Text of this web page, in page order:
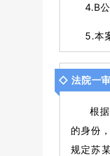
4.B
5.本
◇ 法院一审
根
的身份
规定苏